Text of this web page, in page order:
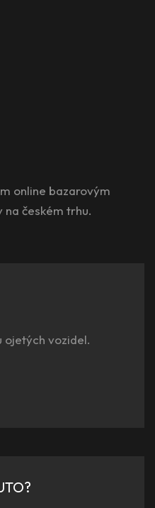
online bazarovým
českém trhu.
ojetých vozidel.